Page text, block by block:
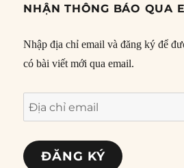
NHẬN THÔNG BÁO QUA
Nhập địa chỉ email và đăng ký để
có bài viết mới qua email.
Địa
chỉ
email
ĐĂNG KÝ